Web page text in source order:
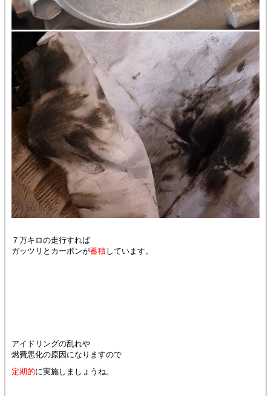
７万キロの走行すれば
ガッツリとカーボンが蓄積しています。
アイドリングの乱れや
燃費悪化の原因になりますので
定期的に実施しましょうね。